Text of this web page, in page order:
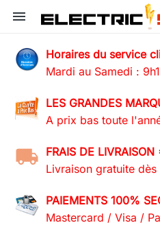
menu
Horaires du service
Mardi au Samedi :
LES GRANDES
A prix bas toute
FRAIS DE
Livraison gratuite
PAIEMENTS 100%
Mastercard / Visa /